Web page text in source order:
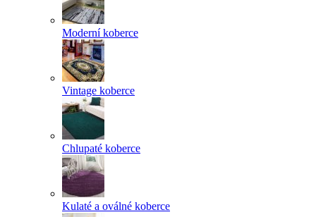
Moderní koberce
Vintage koberce
Chlupaté koberce
Kulaté a oválné koberce